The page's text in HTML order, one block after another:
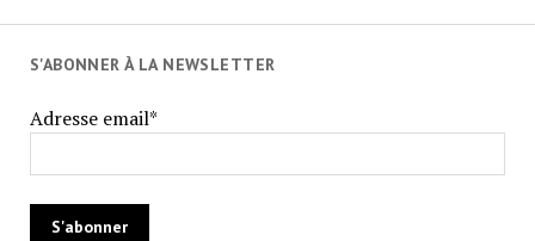
S'ABONNER À LA NEWSLETTER
Adresse email*